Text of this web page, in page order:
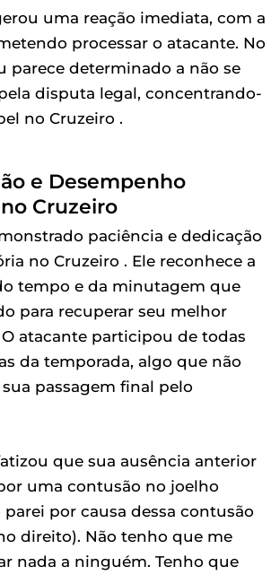
uma reação imediata, com a
processar o atacante. No
parece determinado a não se
disputa legal, concentrando-
no Cruzeiro .
e Desempenho
Cruzeiro
paciência e dedicação
no Cruzeiro . Ele reconhece a
tempo e da minutagem que
para recuperar seu melhor
atacante participou de todas
da temporada, algo que não
passagem final pelo
que sua ausência anterior
uma contusão no joelho
por causa dessa contusão
direito). Não tenho que me
nada a ninguém. Tenho que